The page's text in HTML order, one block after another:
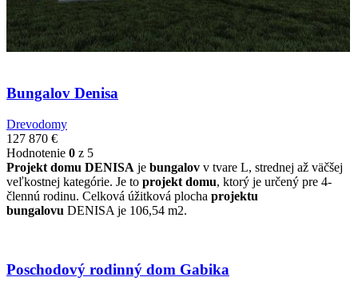
Bungalov Denisa
Drevodomy
127 870 €
Hodnotenie 0 z 5
Projekt domu DENISA je bungalov v tvare L, strednej až väčšej
veľkostnej kategórie. Je to projekt domu, ktorý je určený pre 4-
člennú rodinu. Celková úžitková plocha projektu
bungalovu DENISA je 106,54 m2.
Poschodový rodinný dom Gabika